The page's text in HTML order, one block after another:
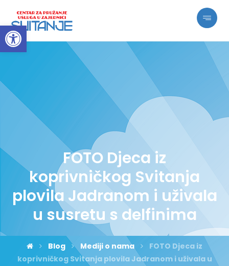
Open toolbar
FOTO Djeca iz
koprivničkog Svitanja
plovila Jadranom i uživala
u susretu s delfinima
Blog Mediji o nama
FOTO Djeca iz
koprivničkog Svitanja plovila Jadranom i uživala u